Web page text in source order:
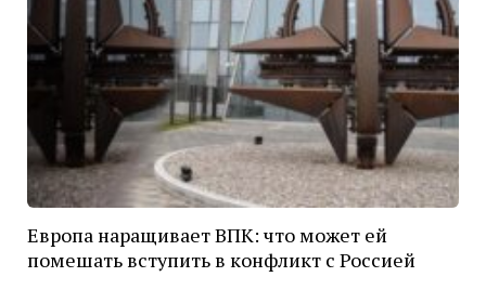
Европа наращивает ВПК: что может ей
помешать вступить в конфликт с Россией